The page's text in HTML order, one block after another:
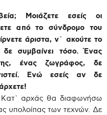
Μοιάζετε εσείς οι
από το σύνδρομο του
άριστα, ν` ακούτε το
συμβαίνει τόσο. Ένας
ένας ζωγράφος, δε
Ενώ εσείς αν δε
Κατ` αρχάς θα διαφωνήσω
υπολοίπας των τεχνών. Δε